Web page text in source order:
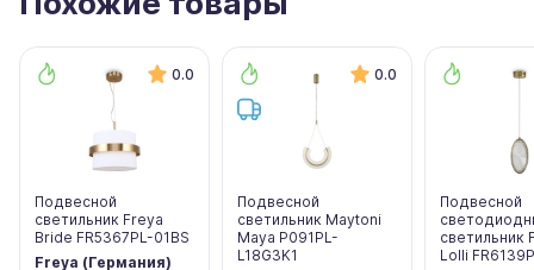
0.0
Подвесной
светильник Freya
Bride FR5367PL-01BS
Freya (Германия)
0.0
Подвесной
светильник Maytoni
Maya P091PL-
L18G3K1
Подвесной
светильник
Lolli